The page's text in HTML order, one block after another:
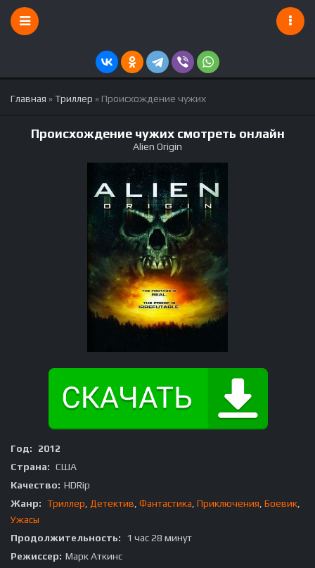
Главная »Триллер » Происхождение чужих
Происхождение чужих смотреть онлайн
Alien Origin
Год:
2012
Страна: США
Качество: HDRip
Жанр: Триллер Детектив Фантастика Приключения Боевик
Ужасы
Продолжительность:
1 час 28 минут
Режиссер: Марк Аткинс